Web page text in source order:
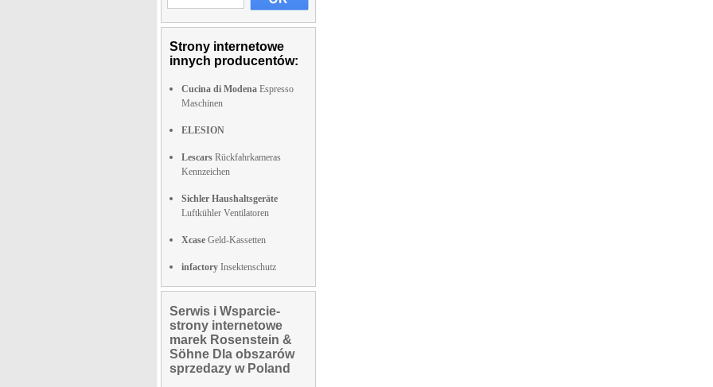
Strony internetowe
innych producentów:
Cucina di Modena Espresso
Maschinen
ELESION
Lescars Rückfahrkameras
Kennzeichen
Sichler Haushaltsgeräte
Luftkühler Ventilatoren
Xcase Geld-Kassetten
infactory Insektenschutz
Serwis i Wsparcie-
strony internetowe
marek Rosenstein &
Söhne Dla obszarów
sprzedazy w Poland